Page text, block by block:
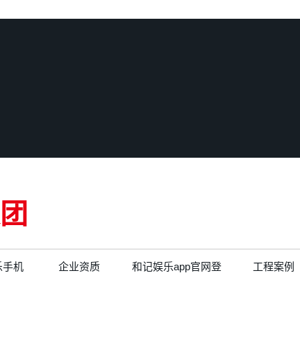
手机 企业资质 和记娱乐app官网登 工程案例